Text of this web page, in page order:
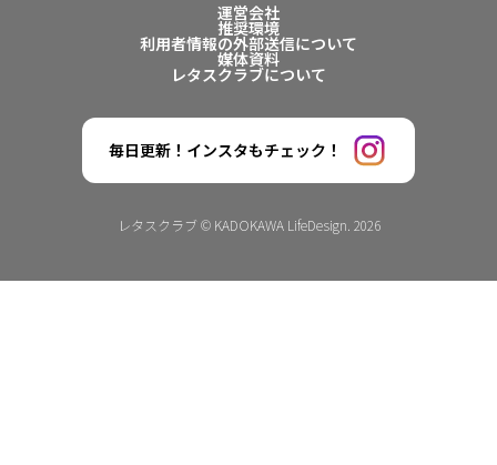
運営会社
推奨環境
利用者情報の外部送信について
媒体資料
レタスクラブについて
毎日更新！インスタもチェック！
レタスクラブ © KADOKAWA LifeDesign. 2026